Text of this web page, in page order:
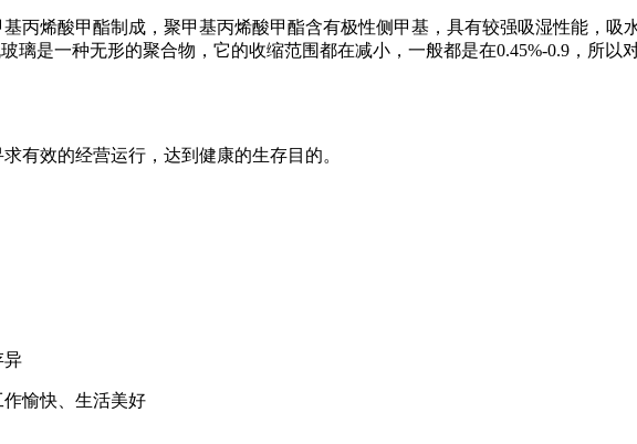
丙烯酸甲酯制成，聚甲基丙烯酸甲酯含有极性侧甲基，具有较强吸湿性能，
璃是一种无形的聚合物，它的收缩范围都在减小，一般都是在0.45%-0.9，所
有效的经营运行，达到健康的生存目的。
异
愉快、生活美好